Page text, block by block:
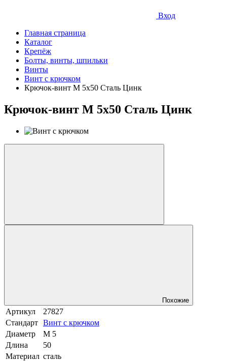
Вход
Главная страница
Каталог
Крепёж
Болты, винты, шпильки
Винты
Винт с крючком
Крючок-винт М 5х50 Сталь Цинк
Крючок-винт М 5х50 Сталь Цинк
Похожие
Артикул
27827
Стандарт Винт с крючком
Диаметр
М 5
Длина
50
Материал сталь